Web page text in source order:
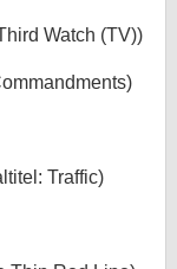
Watch (TV))
Traffic)